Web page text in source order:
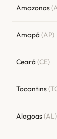
Amazonas
Amapá (AP)
Ceará (CE)
Tocantins
Alagoas(AL)